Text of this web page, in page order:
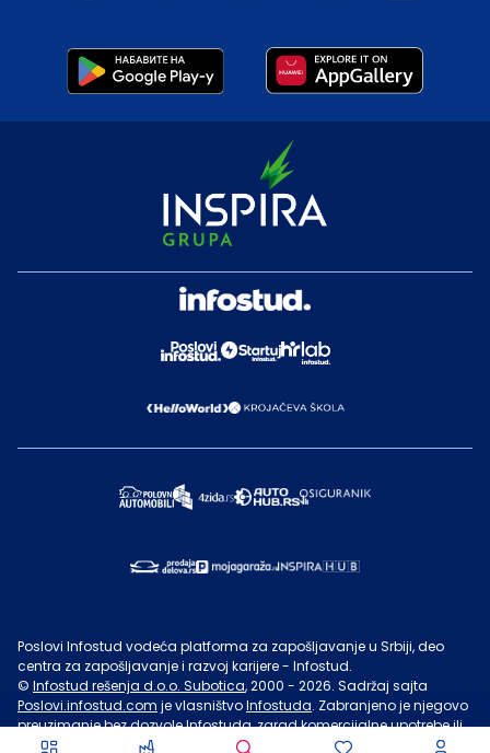
Poslovi Infostud vodeća platforma za zapošljavanje u Srbiji, deo
centra za zapošljavanje i razvoj karijere - Infostud.
© Infostud rešenja d.o.o. Subotica, 2000 - 2026. Sadržaj sajta
Poslovi.infostud.com je vlasništvoInfostuda. Zabranjeno je njegovo
preuzimanje bez dozvoleInfostuda, zarad komercijalne upotrebe ili
u druge svrhe, osim za lične potrebe posetilaca sajta.